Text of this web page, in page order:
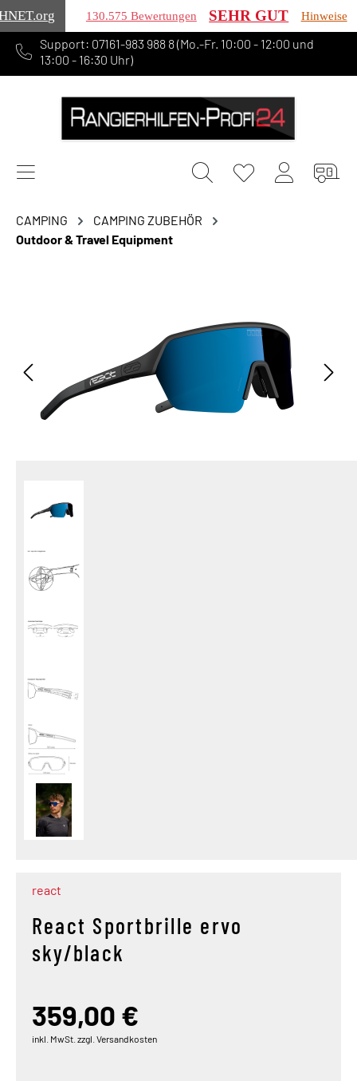
.org 130.575 Bewertungen SEHR GUT Hinweise
springen
Support: 07161-983 988 8 (Mo.-Fr. 10:00 - 12:00 und
13:00 - 16:30 Uhr)
CAMPING
CAMPING ZUBEHÖR
Outdoor & Travel Equipment
react
React Sportbrille ervo
sky/black
359,00 €
inkl. MwSt. zzgl. Versandkosten